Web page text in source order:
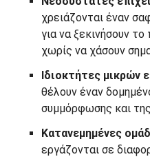
χρειάζονται έναν
για να ξεκινήσουν
χωρίς να χάσουν
Ιδιοκτήτες μικρών
θέλουν έναν
συμμόρφωσης και
Κατανεμημένες
εργάζονται σε